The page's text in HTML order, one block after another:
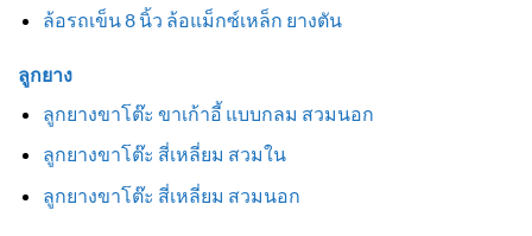
ล้อรถเข็น 8 นิ้ว ล้อแม็กซ์เหล็ก ยางตัน
ลูกยาง
ลูกยางขาโต๊ะ ขาเก้าอี้ แบบกลม สวมนอก
ลูกยางขาโต๊ะ สี่เหลี่ยม สวมใน
ลูกยางขาโต๊ะ สี่เหลี่ยม สวมนอก